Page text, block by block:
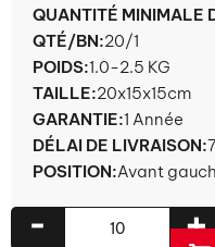
QUANTITÉ MINIMALE
QTÉ/BN:20/1
POIDS:1.0-2.5 KG
TAILLE:20x15x15cm
GARANTIE:1 Année
DÉLAI DE LIVRAISON:
POSITION:Avant
+
-